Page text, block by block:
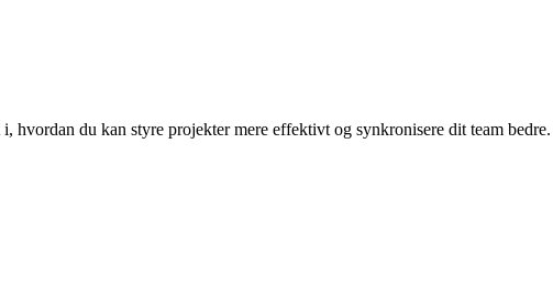
du kan styre projekter mere effektivt og synkronisere dit team bedre.